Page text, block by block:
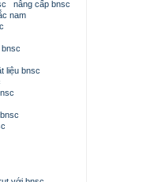
nâng cấp bnsc
nam
liệu bnsc